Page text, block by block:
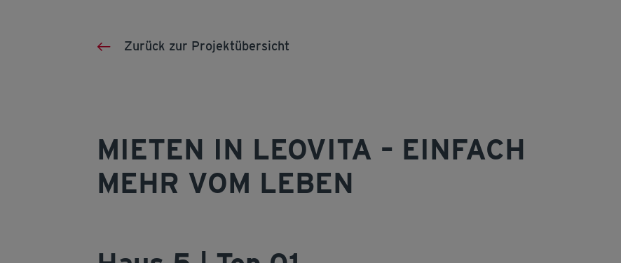
Zurück zur Projektübersicht
MIETEN IN LEOVITA – EINFACH
MEHR VOM LEBEN